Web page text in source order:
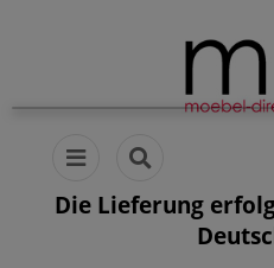
Die Lieferung